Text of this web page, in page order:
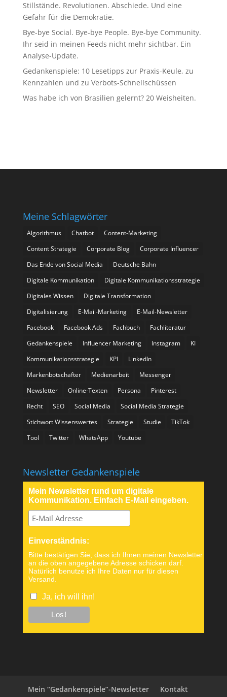
Stillstände. Revolutionen. Abschiede. Und eine
Gefahr für die Demokratie.
Bye-bye Social. Bye-bye People. Bye-bye Community.
Ihr seid in meinen Feeds nicht mehr sichtbar. Ein
Analyse-Update.
Gedankenspiele: 10 Lesetipps zur Praxis-Keule, zu
Kennzahlen und zu Verbots-Schnellschüssen
Was habe ich von Brasilien gelernt? 20 Weisheiten.
Meine Schlagwörter
Algorithmus Chatbot
Content-Marketing
Content Strategie
Corporate Blog
Corporate Influencer
Das Ende von Social Media
Deutsche Bahn
Digitale Kommunikation
Digitale Kommunikationsstrategie
Digitales Wissen
Digitale Transformation
Digitalisierung
E-Mail-Marketing
E-Mail-Newsletter
Facebook
Facebook Ads Fachbuch
Fachliteratur
Gedankenspiele
Influencer Marketing Instagram
KI
Kommunikationsstrategie
KPI
LinkedIn
Markenbotschafter
Medienarbeit
Messenger
Newsletter
Online-Texten Persona
Pinterest
Recht
SEO Social Media
Social Media Strategie
Stichwort Wissenswertes
Strategie Studie
TikTok
Tool
Twitter WhatsApp Youtube
Newsletter Gedankenspiele
Mein Newsletter rund um digitale
Kommunikation. Einfach E-Mail eingeben.
Einverständnis:
Bitte bestätigen Sie, dass ich Ihnen meinen Newsletter
an die oben angegebene Adresse schicken darf.
Natürlich benutze ich Ihre Daten nur für diesen
Versand.
Ja, ich will ihn!
Mein “Gedankenspiele”-Newsletter
Kontakt